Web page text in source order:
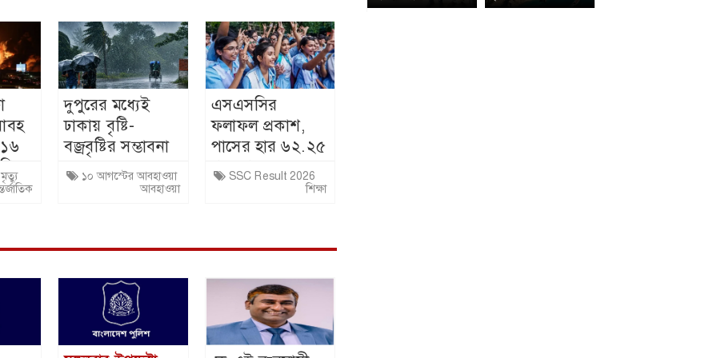
দুপুরের মধ্যেই
ঢাকায় বৃষ্টি-
বজ্রবৃষ্টির সম্ভাবনা
১০ আগস্টের আবহাওয়া
আবহাওয়া
এসএসসির
ফলাফল প্রকাশ,
পাসের হার ৬২.২৫
শতাংশ
SSC Result 2026
শিক্ষা